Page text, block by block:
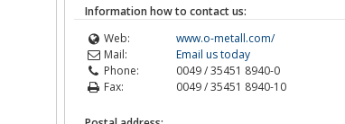
Information how to contact us:
Web:
www.o-metall.com/
Mail:
Email us today
Phone:
0049 / 35451 8940-0
Fax:
0049 / 35451 8940-10